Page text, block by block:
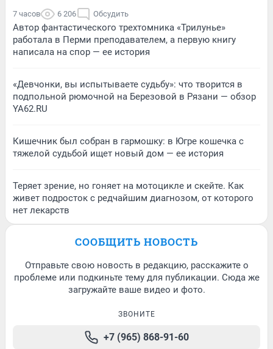
7 часов 6 206 Обсудить
Автор фантастического трехтомника «Трилунье»
работала в Перми преподавателем, а первую книгу
написала на спор — ее история
«Девчонки, вы испытываете судьбу»: что творится в
подпольной рюмочной на Березовой в Рязани — обзор
YA62.RU
Кишечник был собран в гармошку: в Югре кошечка с
тяжелой судьбой ищет новый дом — ее история
Теряет зрение, но гоняет на мотоцикле и скейте. Как
живет подросток с редчайшим диагнозом, от которого
нет лекарств
СООБЩИТЬ НОВОСТЬ
Отправьте свою новость в редакцию, расскажите о
проблеме или подкиньте тему для публикации. Сюда же
загружайте ваше видео и фото.
ЗВОНИТЕ
+7 (965) 868-91-60